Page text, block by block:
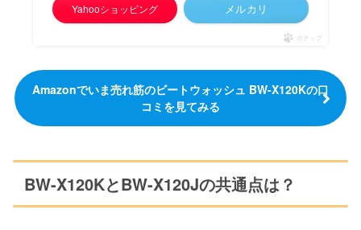
Yahooショッピング メルカリ
ポチップ
Amazonでいま売れ筋のビートウォッシュ BW-X120Kの口
コミを見てみる
BW-X120KとBW-X120Jの共通点は？